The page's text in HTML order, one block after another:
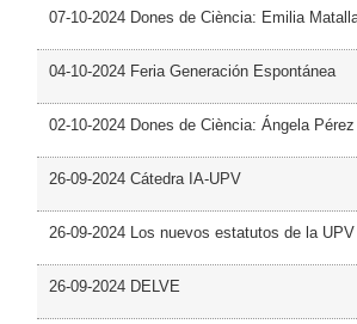
07-10-2024 Dones de Ciència: Emilia
04-10-2024 Feria Generación Espontánea
02-10-2024 Dones de Ciència: Ángela Pérez
26-09-2024 Cátedra IA-UPV
26-09-2024 Los nuevos estatutos de la
26-09-2024 DELVE